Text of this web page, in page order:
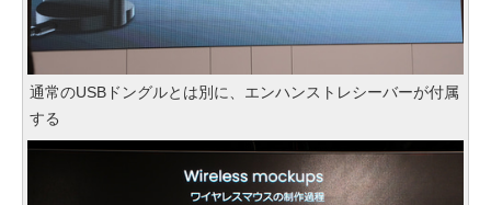
通常のUSBドングルとは別に、エンハンストレシーバーが付属
する